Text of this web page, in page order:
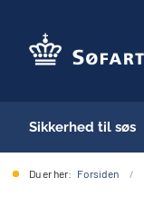
Sikkerhed til søs
Du er her: Forsiden